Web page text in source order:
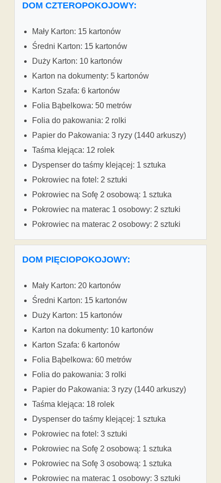
DOM CZTEROPOKOJOWY:
Mały Karton: 15 kartonów
Średni Karton: 15 kartonów
Duży Karton: 10 kartonów
Karton na dokumenty: 5 kartonów
Karton Szafa: 6 kartonów
Folia Bąbelkowa: 50 metrów
Folia do pakowania: 2 rolki
Papier do Pakowania: 3 ryzy (1440 arkuszy)
Taśma klejąca: 12 rolek
Dyspenser do taśmy klejącej: 1 sztuka
Pokrowiec na fotel: 2 sztuki
Pokrowiec na Sofę 2 osobową: 1 sztuka
Pokrowiec na materac 1 osobowy: 2 sztuki
Pokrowiec na materac 2 osobowy: 2 sztuki
DOM PIĘCIOPOKOJOWY:
Mały Karton: 20 kartonów
Średni Karton: 15 kartonów
Duży Karton: 15 kartonów
Karton na dokumenty: 10 kartonów
Karton Szafa: 6 kartonów
Folia Bąbelkowa: 60 metrów
Folia do pakowania: 3 rolki
Papier do Pakowania: 3 ryzy (1440 arkuszy)
Taśma klejąca: 18 rolek
Dyspenser do taśmy klejącej: 1 sztuka
Pokrowiec na fotel: 3 sztuki
Pokrowiec na Sofę 2 osobową: 1 sztuka
Pokrowiec na Sofę 3 osobową: 1 sztuka
Pokrowiec na materac 1 osobowy: 3 sztuki